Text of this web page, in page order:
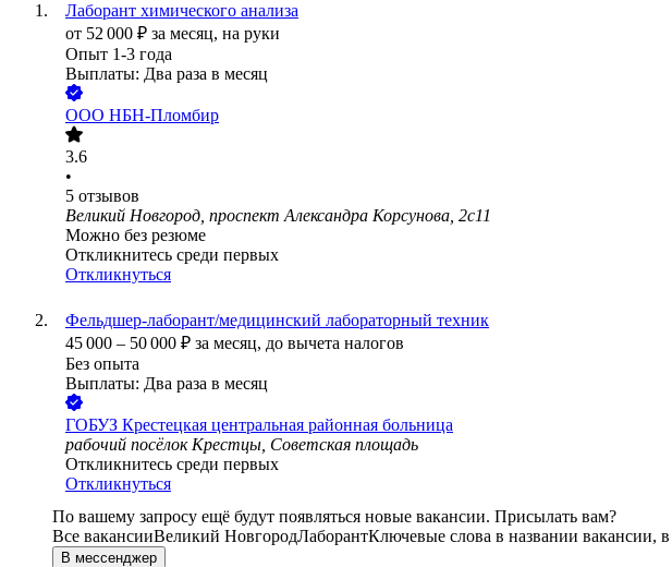
Лаборант химического анализа
от 52 000 ₽ за месяц, на руки
Опыт 1-3 года
Выплаты: Два раза в месяц
ООО НБН-Пломбир
3.6
•
5 отзывов
Великий Новгород, проспект Александра Корсунова, 2с11
Можно без резюме
Откликнитесь среди первых
Откликнуться
Фельдшер-лаборант/медицинский лабораторный техник
45 000 – 50 000 ₽ за месяц, до вычета налогов
Без опыта
Выплаты: Два раза в месяц
ГОБУЗ Крестецкая центральная районная больница
рабочий посёлок Крестцы, Советская площадь
Откликнитесь среди первых
Откликнуться
По вашему запросу ещё будут появляться новые вакансии. Присылать вам?
Все вакансииВеликий НовгородЛаборантКлючевые слова в названии вакансии,
В мессенджер